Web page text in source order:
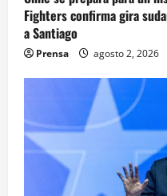
Fighters confirma gira
a Santiago
Prensa agosto 2, 2026